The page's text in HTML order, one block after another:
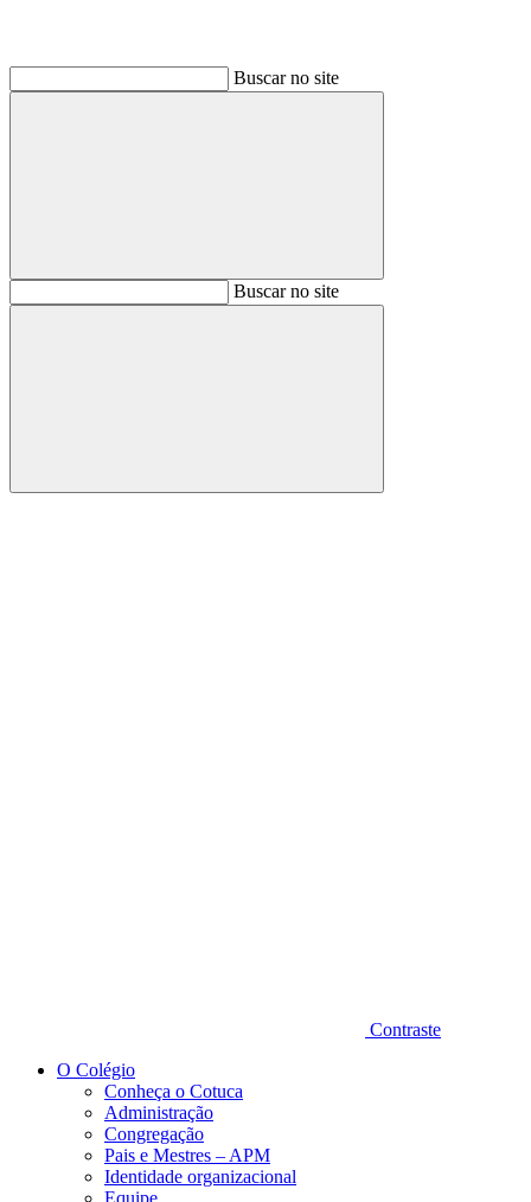
Buscar no site
BuscarBuscar no site
Buscar
Contraste
O Colégio
Conheça o Cotuca
Administração
Congregação
Pais e Mestres – APM
Identidade organizacional
Equipe